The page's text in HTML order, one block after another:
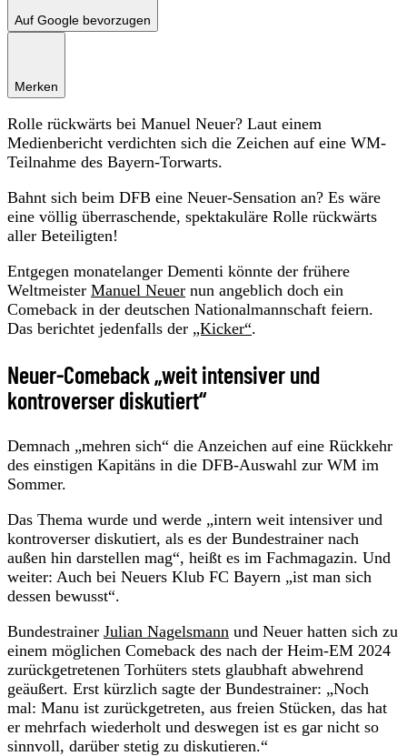
Auf Google bevorzugen
Merken
Rolle rückwärts bei Manuel Neuer? Laut einem
Medienbericht verdichten sich die Zeichen auf eine WM-
Teilnahme des Bayern-Torwarts.
Bahnt sich beim DFB eine Neuer-Sensation an? Es wäre
eine völlig überraschende, spektakuläre Rolle rückwärts
aller Beteiligten!
Entgegen monatelanger Dementi könnte der frühere
Weltmeister Manuel Neuer nun angeblich doch ein
Comeback in der deutschen Nationalmannschaft feiern.
Das berichtet jedenfalls der „Kicker“.
Neuer-Comeback „weit intensiver und
kontroverser diskutiert“
Demnach „mehren sich“ die Anzeichen auf eine Rückkehr
des einstigen Kapitäns in die DFB-Auswahl zur WM im
Sommer.
Das Thema wurde und werde „intern weit intensiver und
kontroverser diskutiert, als es der Bundestrainer nach
außen hin darstellen mag“, heißt es im Fachmagazin. Und
weiter: Auch bei Neuers Klub FC Bayern „ist man sich
dessen bewusst“.
Bundestrainer Julian Nagelsmann und Neuer hatten sich zu
einem möglichen Comeback des nach der Heim-EM 2024
zurückgetretenen Torhüters stets glaubhaft abwehrend
geäußert. Erst kürzlich sagte der Bundestrainer: „Noch
mal: Manu ist zurückgetreten, aus freien Stücken, das hat
er mehrfach wiederholt und deswegen ist es gar nicht so
sinnvoll, darüber stetig zu diskutieren.“